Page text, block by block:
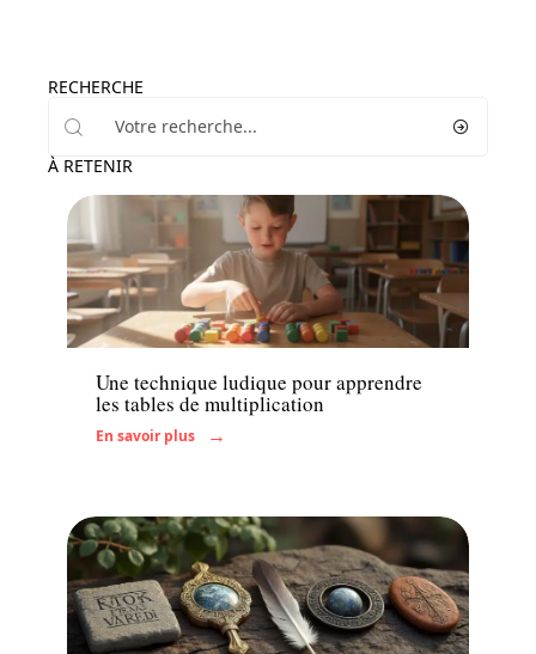
RECHERCHE
À RETENIR
Actu
Une technique ludique pour apprendre
les tables de multiplication
En savoir plus
Actu